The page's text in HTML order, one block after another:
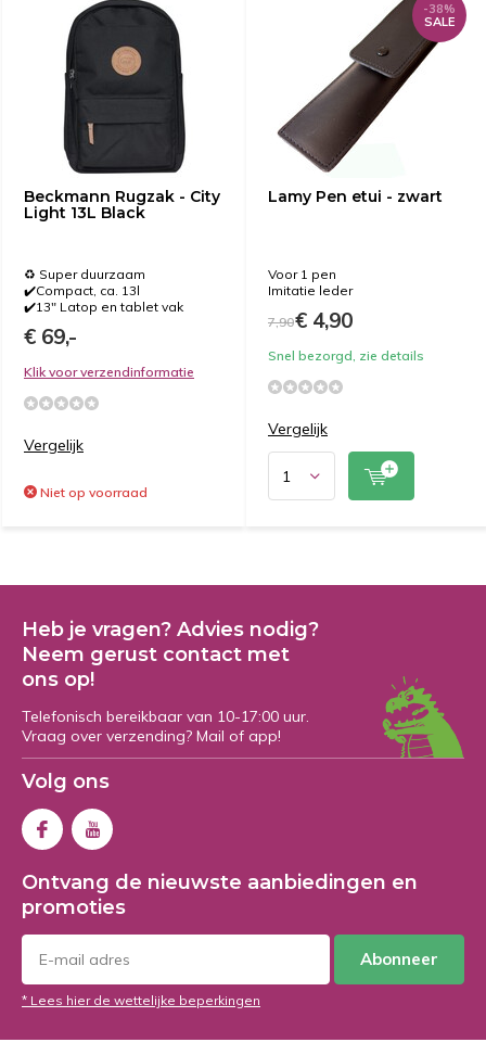
Beckmann Rugzak - City
Light 13L Black
♻️ Super duurzaam
✔️Compact, ca. 13l
✔️13" Latop en tablet vak
€ 69,-
Klik voor verzendinformatie
Vergelijk
Niet op voorraad
Lamy Pen etui - zwart
-38%
SALE
Voor 1 pen
Imitatie leder
7,90€ 4,90
Snel bezorgd, zie details
Vergelijk
Heb je vragen? Advies nodig?
Neem gerust contact met
ons op!
Telefonisch bereikbaar van 10-17:00 uur.
Vraag over verzending? Mail of app!
Volg ons
Ontvang de nieuwste aanbiedingen en
promoties
Abonneer
* Lees hier de wettelijke beperkingen